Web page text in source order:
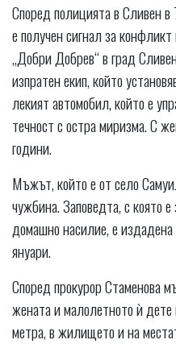
Според полицията в Сливен
е получен сигнал за
„Добри Добрев“ в град
изпратен екип, който
лекият автомобил, който е
течност с остра миризма. С
години.
Мъжът, който е от село
чужбина. Заповедта, с която
домашно насилие, е
януари.
Според прокурор Стаменова
жената и малолетното ѝ
метра, в жилището и на